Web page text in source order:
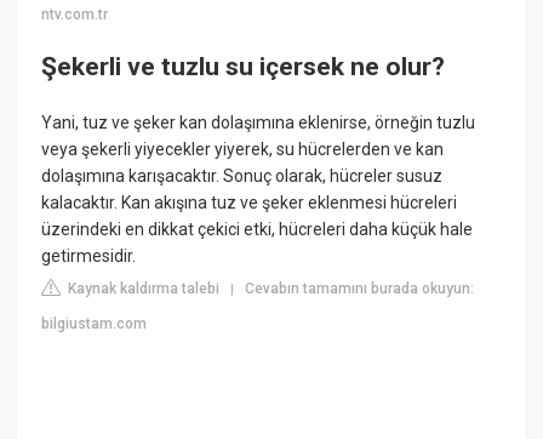
ntv.com.tr
Şekerli ve tuzlu su içersek ne olur?
Yani, tuz ve şeker kan dolaşımına eklenirse, örneğin tuzlu
veya şekerli yiyecekler yiyerek, su hücrelerden ve kan
dolaşımına karışacaktır. Sonuç olarak, hücreler susuz
kalacaktır. Kan akışına tuz ve şeker eklenmesi hücreleri
üzerindeki en dikkat çekici etki, hücreleri daha küçük hale
getirmesidir.
Kaynak kaldırma talebi |Cevabın tamamını burada okuyun:
bilgiustam.com